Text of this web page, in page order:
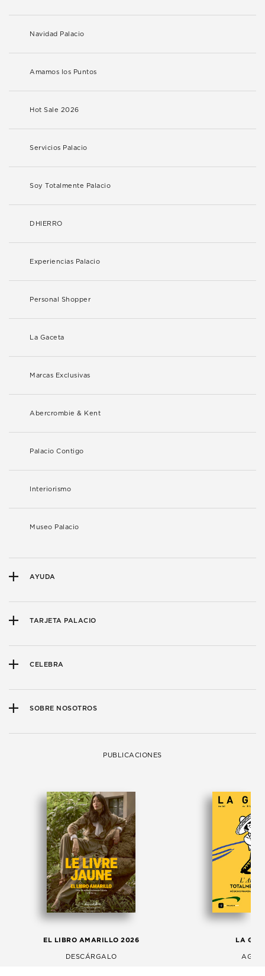
Navidad Palacio
Amamos los Puntos
Hot Sale 2026
Servicios Palacio
Soy Totalmente Palacio
DHIERRO
Experiencias Palacio
Personal Shopper
La Gaceta
Marcas Exclusivas
Abercrombie & Kent
Palacio Contigo
Interiorismo
Museo Palacio
AYUDA
TARJETA PALACIO
CELEBRA
SOBRE NOSOTROS
PUBLICACIONES
EL LIBRO AMARILLO 2026
DESCÁRGALO
LA